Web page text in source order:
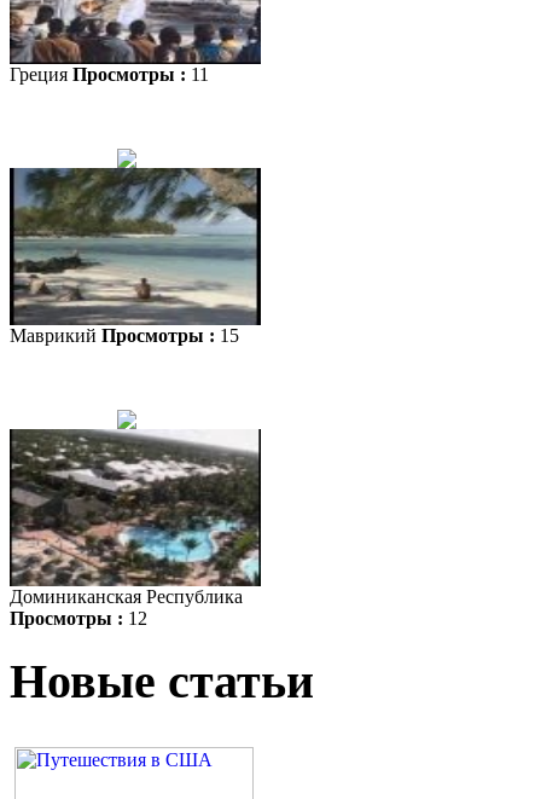
Греция Просмотры : 11
Маврикий Просмотры : 15
Доминиканская Республика
Просмотры : 12
Новые статьи